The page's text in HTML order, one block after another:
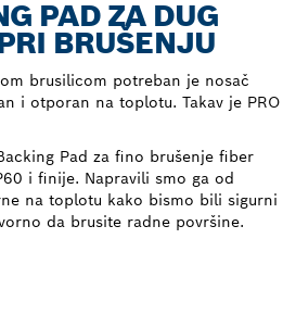
PAD ZA DUG
BRUŠENJU
brusilicom potreban je nosač
i otporan na toplotu. Takav je PRO
Pad za fino brušenje fiber
i finije. Napravili smo ga od
na toplotu kako bismo bili sigurni
da brusite radne površine.